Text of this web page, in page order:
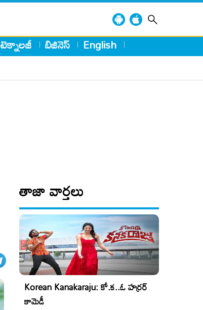
టెక్నాలజీ బిజినెస్ English
తాజా వార్తలు
Korean Kanakaraju: కో.క..ఓ హర్రర్
కామెడీ